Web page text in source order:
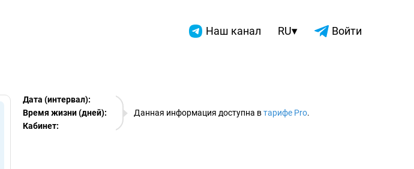
Наш канал RU▾ Войти
Данная информация доступна втарифе Pro.
Дата (интервал):
06.08.2026
Время жизни (дней):
Кабинет:
EURO